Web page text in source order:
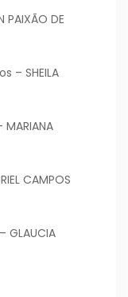
DE
– SHEILA
CAMPOS